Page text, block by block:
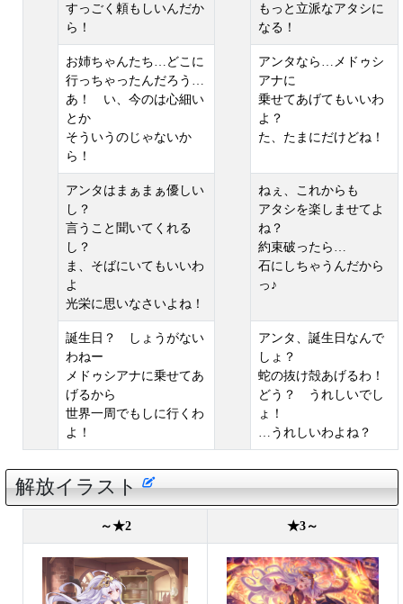
すっごく頼もしいんだか
ら！
もっと立派なアタシに
なる！
お姉ちゃんたち…どこに
行っちゃったんだろう…
あ！ い、今のは心細い
とか
そういうのじゃないか
ら！
アンタなら…メドゥシ
アナに
乗せてあげてもいいわ
よ？
た、たまにだけどね！
アンタはまぁまぁ優しい
し？
言うこと聞いてくれる
し？
ま、そばにいてもいいわ
よ
光栄に思いなさいよね！
ねぇ、これからも
アタシを楽しませてよ
ね？
約束破ったら…
石にしちゃうんだから
っ♪
誕生日？ しょうがない
わねー
メドゥシアナに乗せてあ
げるから
世界一周でもしに行くわ
よ！
アンタ、誕生日なんで
しょ？
蛇の抜け殻あげるわ！
どう？ うれしいでし
ょ！
…うれしいわよね？
解放イラスト
～★2 ★3～